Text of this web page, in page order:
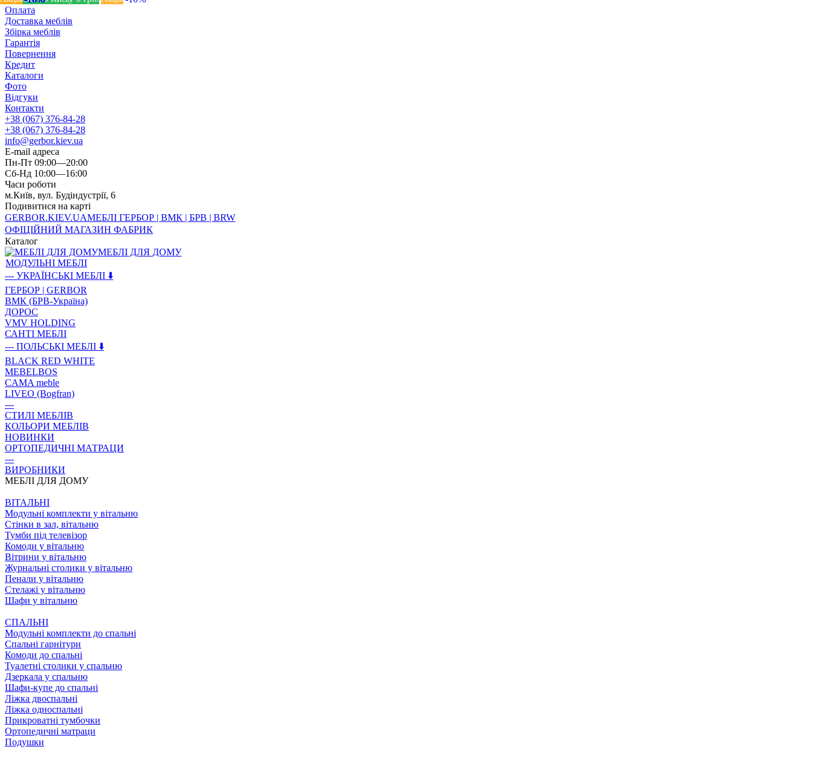
Оплата
Доставка меблів
Збірка меблів
Гарантія
Повернення
Кредит
Каталоги
Фото
Відгуки
Контакти
+38 (067) 376-84-28
+38 (067) 376-84-28
info@gerbor.kiev.ua
E-mail адреса
Пн-Пт 09:00—20:00
Сб-Нд 10:00—16:00
Часи роботи
м.Київ, вул. Будіндустрії, 6
Подивитися на карті
GERBOR.KIEV.UAМЕБЛI ГЕРБОР | ВМК | БРВ | BRW
ОФІЦІЙНИЙ МАГАЗИН ФАБРИК
Каталог
МЕБЛІ ДЛЯ ДОМУ
МОДУЛЬНІ МЕБЛІ
--- УКРАЇНСЬКІ МЕБЛІ ⬇️
ГЕРБОР | GERBOR
ВМК (БРВ-Україна)
ДОРОС
VMV HOLDING
САНТІ МЕБЛІ
--- ПОЛЬСЬКІ МЕБЛІ ⬇️
BLACK RED WHITE
MEBELBOS
CAMA meble
LIVEO (Bogfran)
---
СТИЛІ МЕБЛІВ
КОЛЬОРИ МЕБЛІВ
НОВИНКИ
ОРТОПЕДИЧНІ МАТРАЦИ
---
ВИРОБНИКИ
МЕБЛІ ДЛЯ ДОМУ
ВIТАЛЬНI
Модульні комплекти у вітальню
Стінки в зал, вітальню
Тумби під телевізор
Комоди у вітальню
Вітрини у вітальню
Журнальні столики у вітальню
Пенали у вітальню
Стелажі у вітальню
Шафи у вітальню
СПАЛЬНІ
Модульні комплекти до спальні
Спальні гарнітури
Комоди до спальні
Туалетні столики у спальню
Дзеркала у спальню
Шафи-купе до спальні
Ліжка двоспальні
Ліжка односпальні
Прикроватні тумбочки
Ортопедичні матраци
Подушки